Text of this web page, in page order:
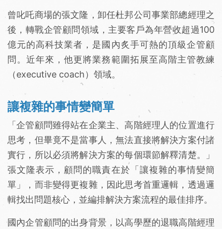
曾叱吒商場的張文隆，卸任杜邦公司事業部總經理之
後，轉戰企管顧問領域，主要客戶為年營收超過100
億元的高科技業者，是國內炙手可熱的頂級企管顧
問。近年來，他更將業務範圍拓展至高階主管教練
（executive coach）領域。
讓複雜的事情變簡單
「企管顧問雖得站在企業主、高階經理人的位置進行
思考，但畢竟不是當事人，無法直接將解決方案付諸
實行，所以必須將解決方案的每個環節解釋清楚。」
張文隆表示，顧問的職責在於「讓複雜的事情變簡
單」，而非變得更複雜，因此思考首重邏輯，透過邏
輯找出問題核心，並編排解決方案流程的最佳排序。
國內企管顧問的出身背景，以高學歷的退職高階經理